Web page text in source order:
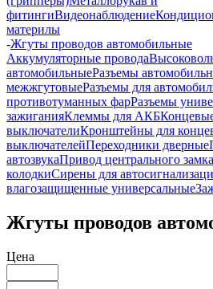
фитингиВидеонаблюдение
материлы
-Жгуты проводов автомобильные
Аккумуляторные провода
автомобильныеРазъемы
межжгутовыеРазъемы для
противотуманных фарРазъемы
зажиганияКлеммы для АКБ
выключателиКронштейны для
выключателейПереходники дверные
автозвукаПривод центрального замка
колодкиСирены для
влагозащищенные универсальные
Жгуты проводов
Цена